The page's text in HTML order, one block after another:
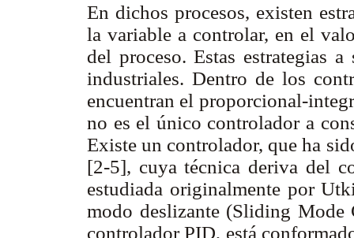
En dichos procesos, existen
la variable a controlar, en el
del proceso. Estas estrategias
industriales. Dentro de los
encuentran el proporcional-
no es el único controlador a
Existe un controlador, que ha
[2-5], cuya técnica deriva del
estudiada originalmente por
modo deslizante (Sliding
controlador PID, está